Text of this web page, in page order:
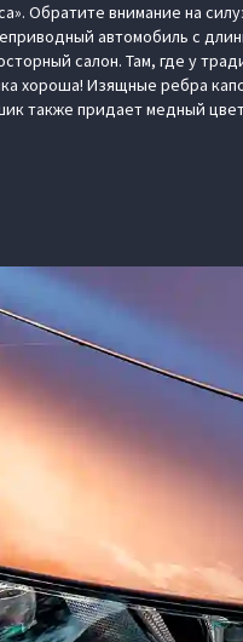
Обратите внимание на
автомобиль с
салон. Там, где у
хороша! Изящные ребра
также придает медный